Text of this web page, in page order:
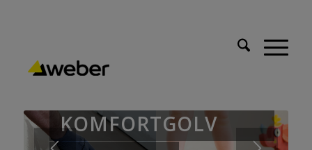
KOMFORTGOLV